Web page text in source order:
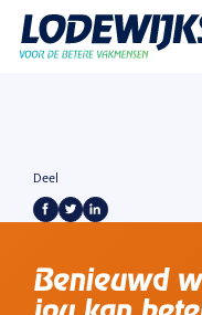
Lodewijks
Deel
Benieuwd